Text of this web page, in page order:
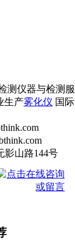
测仪器与检测服
生产雾化仪 国际
影山路144号